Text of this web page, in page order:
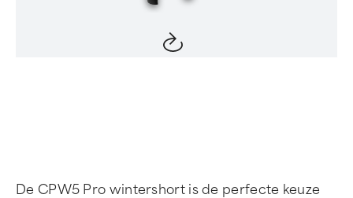
De CPW5 Pro wintershort is de perfecte keuze